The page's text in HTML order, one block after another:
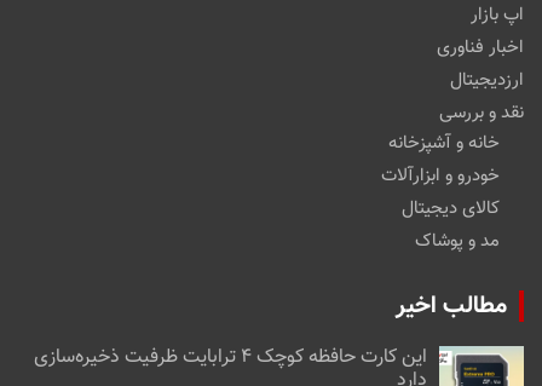
اپ بازار
اخبار فناوری
ارزدیجیتال
نقد و بررسی
خانه و آشپزخانه
خودرو و ابزارآلات
کالای دیجیتال
مد و پوشاک
مطالب اخیر
این کارت حافظه کوچک ۴ ترابایت ظرفیت ذخیره‌سازی